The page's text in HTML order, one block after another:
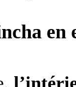
en